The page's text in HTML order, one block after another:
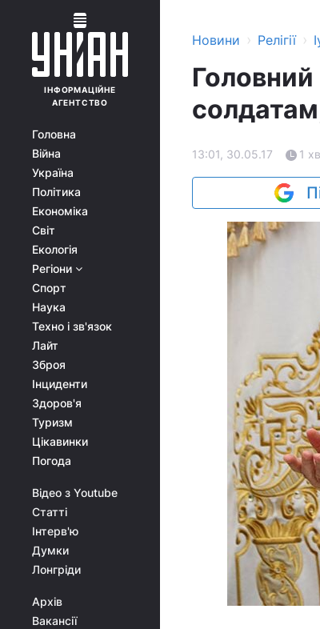
ІНФОРМАЦІЙНЕ
АГЕНТСТВО
Головна
Війна
Україна
Політика
Економіка
Світ
Екологія
Регіони
Спорт
Наука
Техно і зв'язок
Лайт
Зброя
Інциденти
Здоров'я
Туризм
Цікавинки
Погода
Відео з Youtube
Статті
Інтерв'ю
Думки
Лонгріди
Архів
Вакансії
Новини › Релігії ›
Головний
13:01, 30.05.17 1